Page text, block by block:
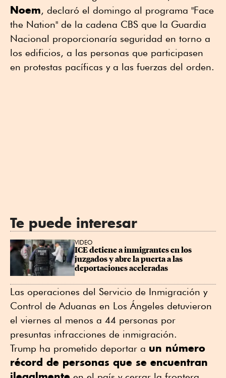
Noem, declaró el domingo al programa "Face
the Nation" de la cadena CBS que la Guardia
Nacional proporcionaría seguridad en torno a
los edificios, a las personas que participasen
en protestas pacíficas y a las fuerzas del orden.
Te puede interesar
VIDEO
ICE detiene a inmigrantes en los
juzgados y abre la puerta a las
deportaciones aceleradas
Las operaciones del Servicio de Inmigración y
Control de Aduanas en Los Ángeles detuvieron
el viernes al menos a 44 personas por
presuntas infracciones de inmigración.
Trump ha prometido deportar a un número
récord de personas que se encuentran